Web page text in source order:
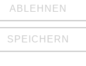
ABLEHNEN
SPEICHERN